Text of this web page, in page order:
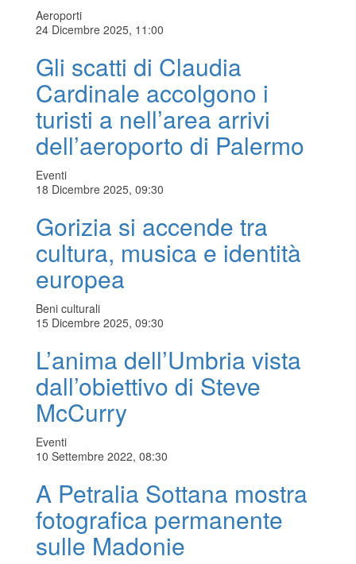
Aeroporti
24 Dicembre 2025, 11:00
Gli scatti di Claudia
Cardinale accolgono i
turisti a nell’area arrivi
dell’aeroporto di Palermo
Eventi
18 Dicembre 2025, 09:30
Gorizia si accende tra
cultura, musica e identità
europea
Beni culturali
15 Dicembre 2025, 09:30
L’anima dell’Umbria vista
dall’obiettivo di Steve
McCurry
Eventi
10 Settembre 2022, 08:30
A Petralia Sottana mostra
fotografica permanente
sulle Madonie